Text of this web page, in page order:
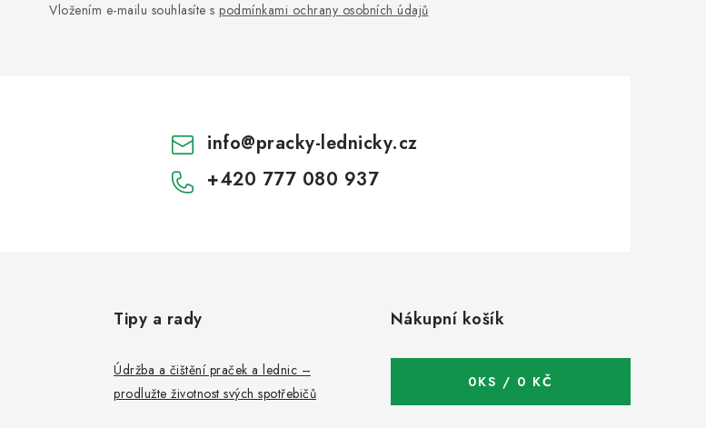
Vložením e-mailu souhlasíte s podmínkami ochrany osobních údajů
info@pracky-lednicky.cz
+420 777 080 937
Tipy a rady
Údržba a čištění praček a lednic –
prodlužte životnost svých spotřebičů
Nákupní košík
0KS / 0 KČ